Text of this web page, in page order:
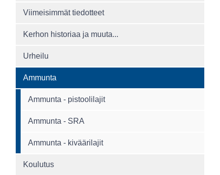
Viimeisimmät tiedotteet
Kerhon historiaa ja muuta...
Urheilu
Ammunta
Ammunta - pistoolilajit
Ammunta - SRA
Ammunta - kiväärilajit
Koulutus